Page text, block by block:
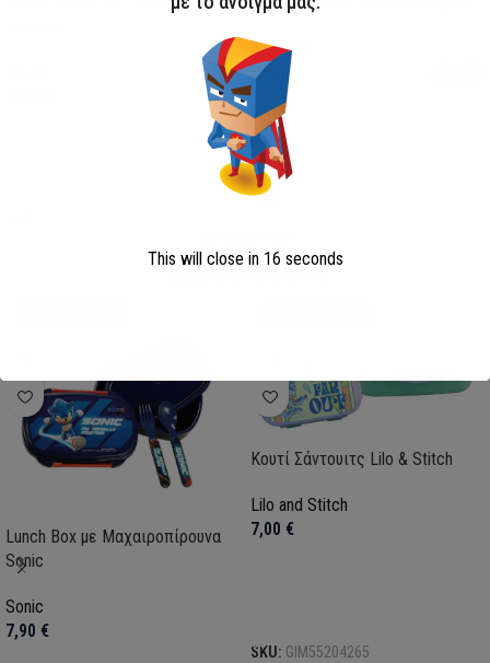
Avengers
13,00
Επιλογή
SKU:
Lunch Box με Μαχαιροπίρουνα
Sonic
Sonic
7,90 €
Κουτί Σάντουιτς Lilo & Stitch
Lilo and Stitch
7,00 €
SKU: GIM55204265
This will close in 15 seconds